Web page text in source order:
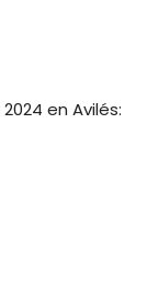
en Avilés: